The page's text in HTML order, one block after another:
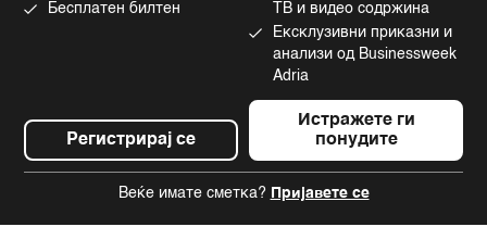
Бесплатен билтен
Регистрирај се
ТВ и видео содржина
Ексклузивни приказни и
анализи од Businessweek
Adria
Истражете ги
понудите
Веќе имате сметка? Пријавете се
©2022 - 2026 Bloomberg L.P. All Rights Reserved. BLOOMBERG and the
BLOOMBERG logo are registered trademarks and service marks of
Bloomberg Finance L.P. or its subsidiaries, displayed with permission
Bloomberg Adria is a Mtel Swiss SA Property
News CMS by Cubes